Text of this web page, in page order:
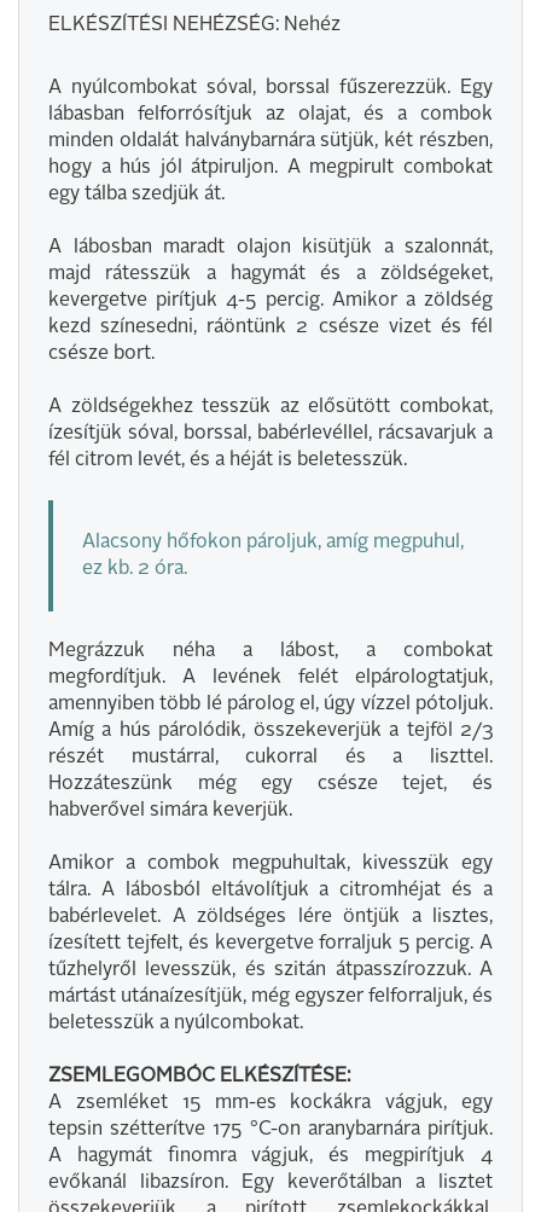
ELKÉSZÍTÉSI NEHÉZSÉG: Nehéz
A nyúlcombokat sóval, borssal fűszerezzük. Egy
lábasban felforrósítjuk az olajat, és a combok
minden oldalát halványbarnára sütjük, két részben,
hogy a hús jól átpiruljon. A megpirult combokat
egy tálba szedjük át.
A lábosban maradt olajon kisütjük a szalonnát,
majd rátesszük a hagymát és a zöldségeket,
kevergetve pirítjuk 4-5 percig. Amikor a zöldség
kezd színesedni, ráöntünk 2 csésze vizet és fél
csésze bort.
A zöldségekhez tesszük az elősütött combokat,
ízesítjük sóval, borssal, babérlevéllel, rácsavarjuk a
fél citrom levét, és a héját is beletesszük.
Alacsony hőfokon pároljuk, amíg megpuhul,
ez kb. 2 óra.
Megrázzuk néha a lábost, a combokat
megfordítjuk. A levének felét elpárologtatjuk,
amennyiben több lé párolog el, úgy vízzel pótoljuk.
Amíg a hús párolódik, összekeverjük a tejföl 2/3
részét mustárral, cukorral és a liszttel.
Hozzáteszünk még egy csésze tejet, és
habverővel simára keverjük.
Amikor a combok megpuhultak, kivesszük egy
tálra. A lábosból eltávolítjuk a citromhéjat és a
babérlevelet. A zöldséges lére öntjük a lisztes,
ízesített tejfelt, és kevergetve forraljuk 5 percig. A
tűzhelyről levesszük, és szitán átpasszírozzuk. A
mártást utánaízesítjük, még egyszer felforraljuk, és
beletesszük a nyúlcombokat.
ZSEMLEGOMBÓC ELKÉSZÍTÉSE:
A zsemléket 15 mm-es kockákra vágjuk, egy
tepsin szétterítve 175 °C-on aranybarnára pirítjuk.
A hagymát finomra vágjuk, és megpirítjuk 4
evőkanál libazsíron. Egy keverőtálban a lisztet